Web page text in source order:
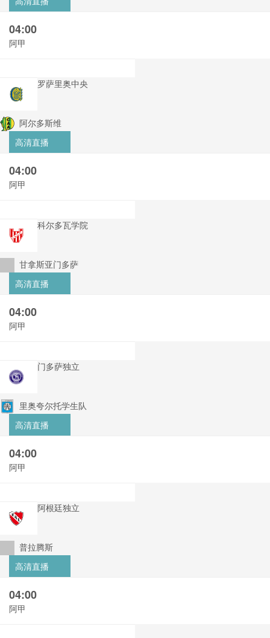
04:00
阿甲
罗萨里奥中央
阿尔多斯维
高清直播
04:00
阿甲
科尔多瓦学院
甘拿斯亚门多萨
高清直播
04:00
阿甲
门多萨独立
里奥夸尔托学生队
高清直播
04:00
阿甲
阿根廷独立
普拉腾斯
高清直播
04:00
阿甲